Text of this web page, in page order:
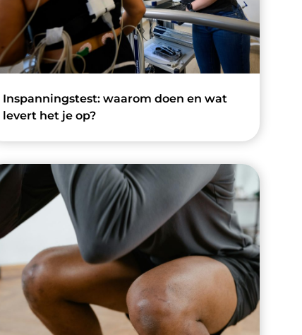
Inspanningstest: waarom doen en wat
levert het je op?